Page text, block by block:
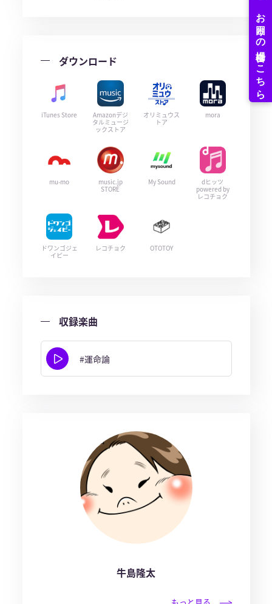
ダウンロード
iTunes Store
Amazonデジ
タルミュージ
ックストア
オリミュウス
トア
mora
mu-mo
music.jp
STORE
My Sound
dヒッツ
powered by
レコチョク
ドワンゴジェ
イピー
レコチョク OTOTOY
収録楽曲
#運命論
牛島隆太